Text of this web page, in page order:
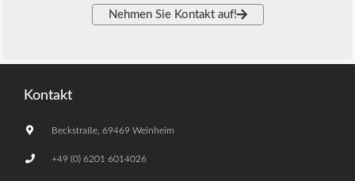
Nehmen Sie Kontakt auf!
Kontakt
Beckstraße, 69469 Weinheim
+49 (0) 6201 6014026